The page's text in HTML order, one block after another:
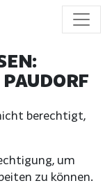
berechtigt,
um
zu können.